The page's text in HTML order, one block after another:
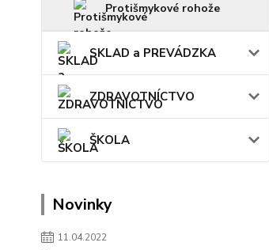
Protišmykové rohože
SKLAD a PREVÁDZKA
ZDRAVOTNÍCTVO
ŠKOLA
Novinky
11.04.2022